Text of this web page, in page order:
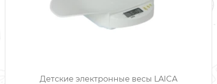
СПОРТКОМПЛЕКСЫ
Детские электронные весы LAICA